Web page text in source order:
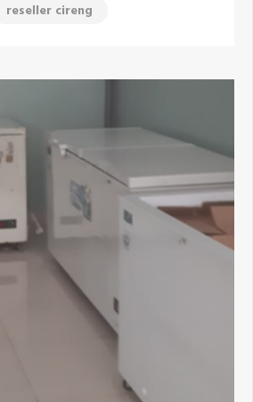
reseller cireng